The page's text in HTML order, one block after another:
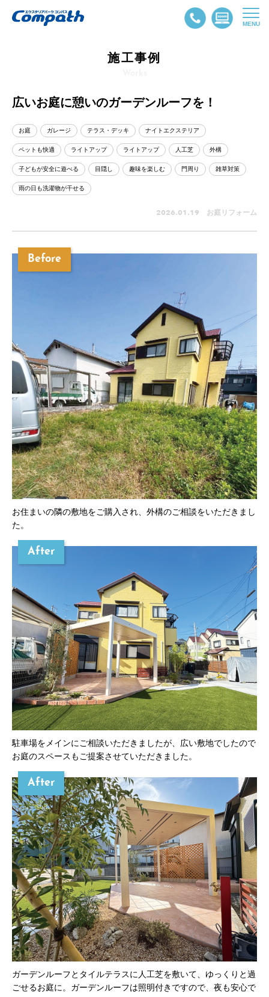
MENU
施工事例
広いお庭に憩いのガーデンルーフを！
お庭 ガレージ テラス・デッキ ナイトエクステリア
ペットも快適 ライトアップ ライトアップ 人工芝 外構
子どもが安全に遊べる 目隠し 趣味を楽しむ 門周り 雑草対策
雨の日も洗濯物が干せる
2026.01.19 お庭リフォーム
Before
お住まいの隣の敷地をご購入され、外構のご相談をいただきまし
た。
After
駐車場をメインにご相談いただきましたが、広い敷地でしたので
お庭のスペースもご提案させていただきました。
After
ガーデンルーフとタイルテラスに人工芝を敷いて、ゆっくりと過
ごせるお庭に。ガーデンルーフは照明付きですので、夜も安心で